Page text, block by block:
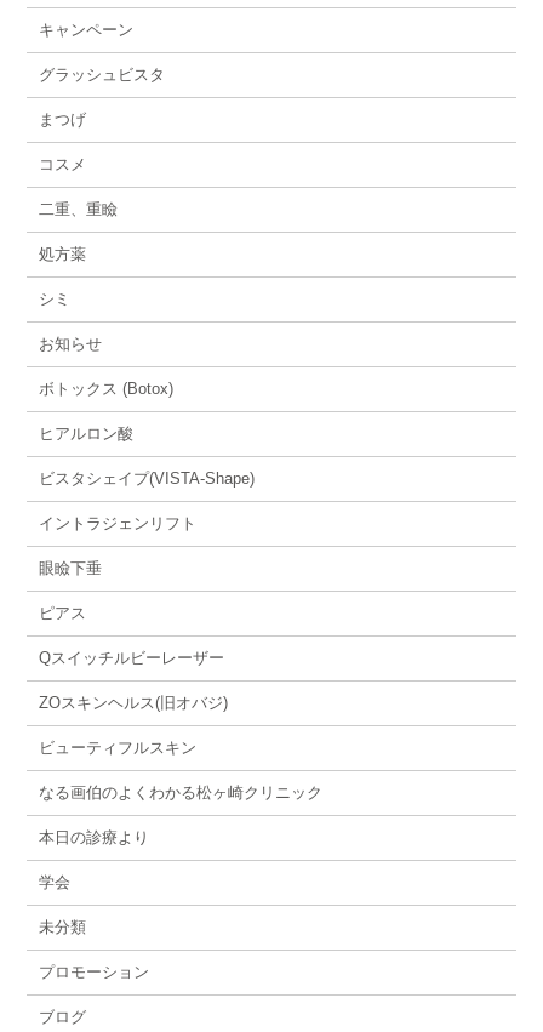
キャンペーン
グラッシュビスタ
まつげ
コスメ
二重、重瞼
処方薬
シミ
お知らせ
ボトックス (Botox)
ヒアルロン酸
ビスタシェイプ(VISTA-Shape)
イントラジェンリフト
眼瞼下垂
ピアス
Qスイッチルビーレーザー
ZOスキンヘルス(旧オバジ)
ビューティフルスキン
なる画伯のよくわかる松ヶ崎クリニック
本日の診療より
学会
未分類
プロモーション
ブログ